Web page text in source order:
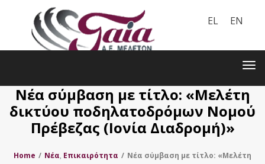
EL EN
Νέα σύμβαση με τίτλο: «Μελέτη
δικτύου ποδηλατοδρόμων Νομού
Πρέβεζας (Ιονία Διαδρομή)»
Home / Nέα, Επικαιρότητα / Νέα σύμβαση με τίτλο: «Μελέτη